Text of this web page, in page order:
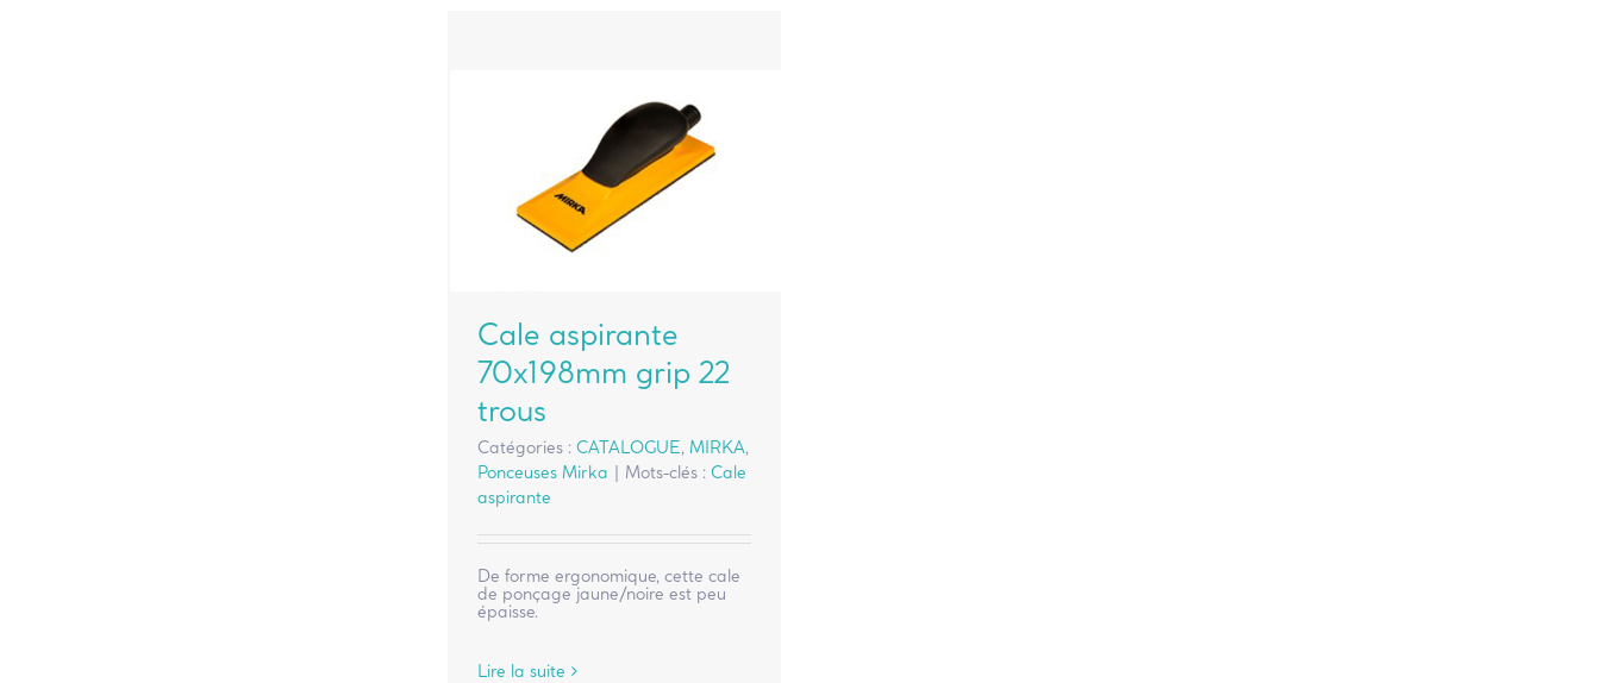
Cale aspirante
70x198mm grip 22
trous
Catégories :CATALOGUE, MIRKA,
Ponceuses Mirka | Mots-clés :Cale
aspirante
De forme ergonomique, cette cale
de ponçage jaune/noire est peu
épaisse.
Lire la suite